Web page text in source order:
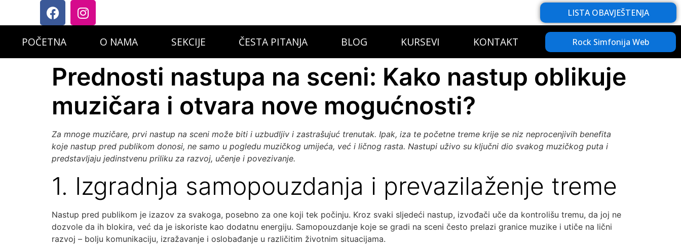
LISTA OBAVJEŠTENJA
POČETNA O NAMA SEKCIJE ČESTA PITANJA BLOG KURSEVI KONTAKT Rock Simfonija Web
Prednosti nastupa na sceni: Kako nastup oblikuje
muzičara i otvara nove mogućnosti?
Za mnoge muzičare, prvi nastup na sceni može biti i uzbudljiv i zastrašujuć trenutak. Ipak, iza te početne treme krije se niz neprocenjivih benefita
koje nastup pred publikom donosi, ne samo u pogledu muzičkog umijeća, već i ličnog rasta. Nastupi uživo su ključni dio svakog muzičkog puta i
predstavljaju jedinstvenu priliku za razvoj, učenje i povezivanje.
1. Izgradnja samopouzdanja i prevazilaženje treme
Nastup pred publikom je izazov za svakoga, posebno za one koji tek počinju. Kroz svaki sljedeći nastup, izvođači uče da kontrolišu tremu, da joj ne
dozvole da ih blokira, već da je iskoriste kao dodatnu energiju. Samopouzdanje koje se gradi na sceni često prelazi granice muzike i utiče na lični
razvoj – bolju komunikaciju, izražavanje i oslobađanje u različitim životnim situacijama.